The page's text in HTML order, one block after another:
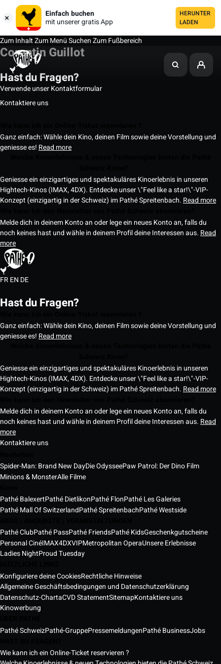
Einfach buchen
mit unserer gratis App
HERUNTER
LADEN
Zum InhaltZum MenüSuchenZum Fußbereich
Corentin Guillot
Hast du Fragen?
Verwende unser Kontaktformular
Kontaktiere uns
Ganz einfach: Wähle dein Kino, deinen Film sowie deine Vorstellung und
geniesse es! Read more
Geniesse ein einzigartiges und spektakuläres Kinoerlebnis in unseren
Hightech-Kinos (IMAX, 4DX). Entdecke unser \"Feel like a star!\"-VIP-
Konzept (einzigartig in der Schweiz) im Pathé Spreitenbach. Read more
Melde dich in deinem Konto an oder lege ein neues Konto an, falls du
noch keines hast und wähle in deinem Profil deine Interessen aus. Read
more
FREN DE
Hast du Fragen?
Ganz einfach: Wähle dein Kino, deinen Film sowie deine Vorstellung und
geniesse es! Read more
Geniesse ein einzigartiges und spektakuläres Kinoerlebnis in unseren
Hightech-Kinos (IMAX, 4DX). Entdecke unser \"Feel like a star!\"-VIP-
Konzept (einzigartig in der Schweiz) im Pathé Spreitenbach. Read more
Melde dich in deinem Konto an oder lege ein neues Konto an, falls du
noch keines hast und wähle in deinem Profil deine Interessen aus. Read
more
Kontaktiere uns
Spider-Man: Brand New DayDie OdysseePaw Patrol: Der Dino Film
Minions & MonsterAlle Filme
Pathé BalexertPathé DietlikonPathé FlonPathé Les Galeries
Pathé Mall Of SwitzerlandPathé SpreitenbachPathé Westside
Pathé ClubPathé PassPathé FriendsPathé KidsGeschenkgutscheine
Personal CinéIMAX4DXVIPMetropolitan OperaUnsere Erlebnisse
Ladies NightProud Tuesday
Konfiguriere deine CookiesRechtliche Hinweise
Allgemeine Geschäftsbedingungen und Datenschutzerklärung
Datenschutz-ChartaCVD StatementSitemapKontaktiere uns
Kinowerbung
Pathé SchweizPathé-GruppePressemeldungenPathé BusinessJobs
Wie kann ich ein Online-Ticket reservieren ?